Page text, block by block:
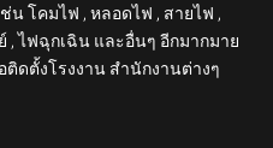
โคมไฟ , หลอดไฟ , สายไฟ ,
, ไฟฉุกเฉิน และอื่นๆ อีกมากมาย
ดตั้งโรงงาน สำนักงานต่างๆ